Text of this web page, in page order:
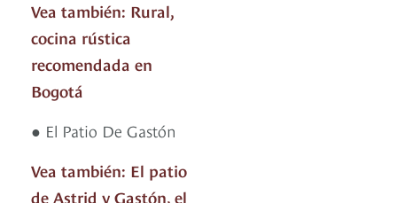
Vea también: Rural,
cocina rústica
recomendada en
Bogotá
● El Patio De Gastón
Vea también: El patio
de Astrid y Gastón, el